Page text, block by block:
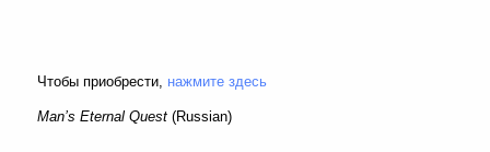
Чтобы приобрести, нажмите здесь
Man’s Eternal Quest(Russian)